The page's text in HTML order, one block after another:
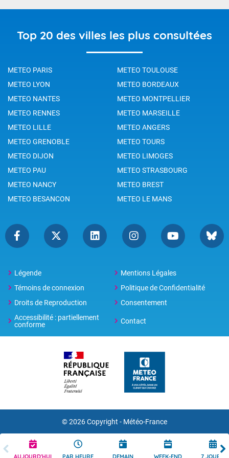
AUJOURD'HUI PAR HEURE DEMAIN WEEK-END 7 JOURS
Top 20 des villes les plus consultées
METEO PARIS
METEO TOULOUSE
METEO LYON
METEO BORDEAUX
METEO NANTES
METEO MONTPELLIER
METEO RENNES
METEO MARSEILLE
METEO LILLE
METEO ANGERS
METEO GRENOBLE
METEO TOURS
METEO DIJON
METEO LIMOGES
METEO PAU
METEO STRASBOURG
METEO NANCY
METEO BREST
METEO BESANCON
METEO LE MANS
Légende
Mentions Légales
Témoins de connexion
Politique de Confidentialité
Droits de Reproduction
Consentement
Accessibilité : partiellement
conforme
Contact
© 2026 Copyright - Météo-France